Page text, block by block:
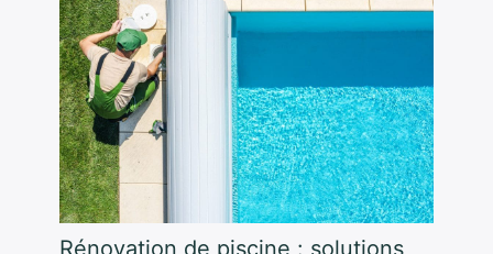
Rénovation de piscine : solutions